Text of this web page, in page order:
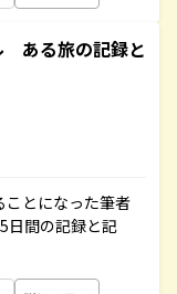
ある旅の記録と
ことになった筆者
日間の記録と記